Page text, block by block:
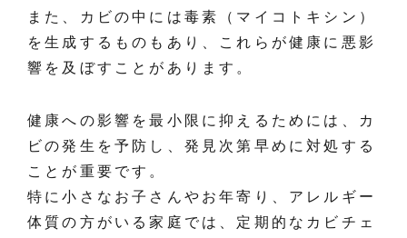
また、カビの中には毒素（マイコトキシン）
を生成するものもあり、これらが健康に悪影
響を及ぼすことがあります。
健康への影響を最小限に抑えるためには、カ
ビの発生を予防し、発見次第早めに対処する
ことが重要です。
特に小さなお子さんやお年寄り、アレルギー
体質の方がいる家庭では、定期的なカビチェ